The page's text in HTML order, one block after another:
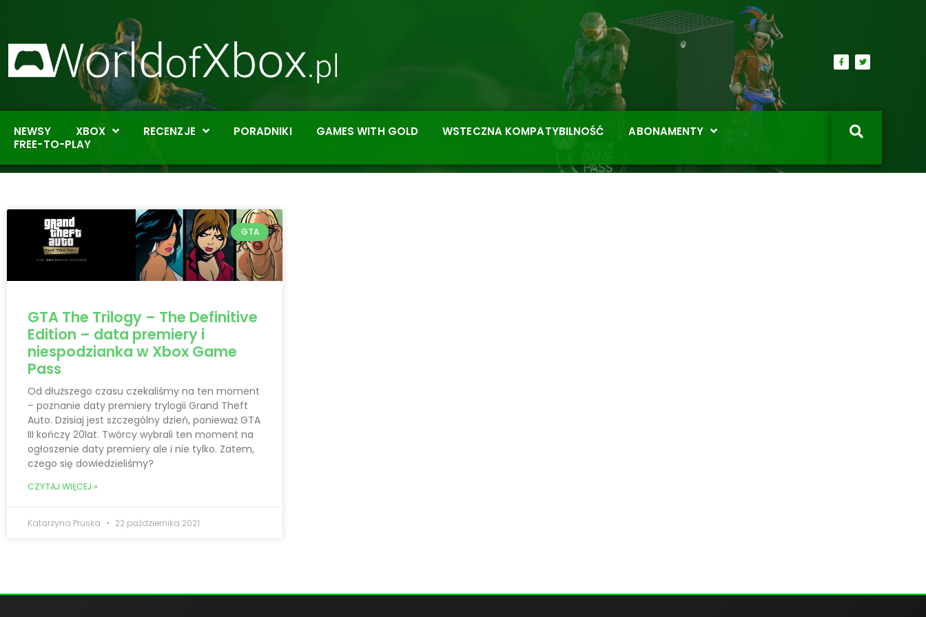
NEWSY XBOX RECENZJE PORADNIKI GAMES WITH GOLD WSTECZNA KOMPATYBILNOŚĆ
ABONAMENTY
FREE-TO-PLAY
GTA
GTA The Trilogy – The Definitive
Edition – data premiery i
niespodzianka w Xbox Game
Pass
Od dłuższego czasu czekaliśmy na ten moment
– poznanie daty premiery trylogii Grand Theft
Auto. Dzisiaj jest szczególny dzień, ponieważ GTA
III kończy 20lat. Twórcy wybrali ten moment na
ogłoszenie daty premiery ale i nie tylko. Zatem,
czego się dowiedzieliśmy?
CZYTAJ WIĘCEJ »
Katarzyna Pruska 22 października 2021